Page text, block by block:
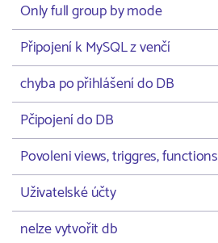
Only full group by mode
Připojení k MySQL z venčí
chyba po přihlášení do DB
Pčipojení do DB
Povoleni views, triggres, functions
Uživatelské účty
nelze vytvořit db